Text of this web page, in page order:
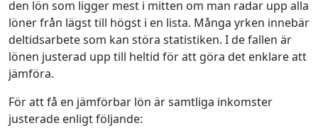
den lön som ligger mest i mitten om man radar upp alla
löner från lägst till högst i en lista. Många yrken innebär
deltidsarbete som kan störa statistiken. I de fallen är
lönen justerad upp till heltid för att göra det enklare att
jämföra.
För att få en jämförbar lön är samtliga inkomster
justerade enligt följande: